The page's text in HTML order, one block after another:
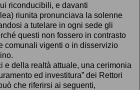
riconducibili, e davanti
riunita pronunciava la solenne
a tutelare in ogni sede gli
questi non fossero in contrasto
comunali vigenti o in disservizio
e della realtà attuale, una cerimonia
ed investitura” dei Rettori
che riferirsi ai seguenti,